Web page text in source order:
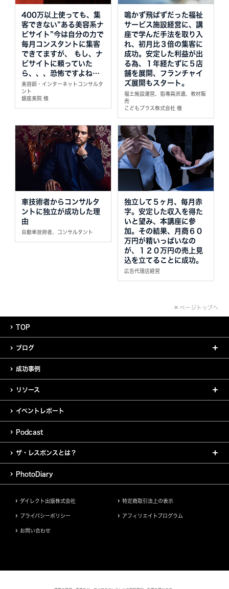
400万以上使っても、集
客できない”ある美容系ナ
ビサイト”今は自分の力で
毎月コンスタントに集客
できてますが、 もし、ナ
ビサイトに頼っていた
ら、、、恐怖ですよね…
美容師・インターネットコンサルタ
ント
銀座美院 様
鳴かず飛ばずだった福祉
サービス施設経営に、講
座で学んだ手法を取り入
れ、初月比３倍の集客に
成功。安定した利益が出
る為、１年経たずに５店
舗を展開、フランチャイ
ズ展開もスタート。
福士施設運営、指導員派遣、教材販
売
こどもプラス株式会社 様
車技術者からコンサルタ
ントに独立が成功した理
由
自動車技術者、コンサルタント
独立して５ヶ月、毎月赤
字。安定した収入を得た
いと望み、本講座に参
加。その結果、月商６０
万円が精いっぱいなの
が、１２０万円の売上見
込を立てることに成功。
広告代理店経営
ページトップへ
TOP
ブログ
成功事例
リソース
イベントレポート
Podcast
ザ・レスポンスとは？
PhotoDiary
ダイレクト出版株式会社 特定商取引法上の表示
プライバシーポリシー アフィリエイトプログラム
お問い合わせ